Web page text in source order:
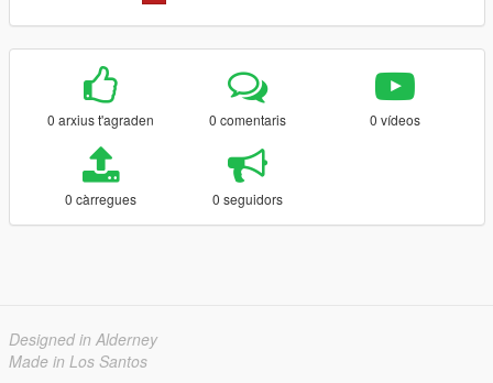
0 arxius t'agraden 0 comentaris 0 vídeos
0 càrregues 0 seguidors
Designed in Alderney
Made in Los Santos